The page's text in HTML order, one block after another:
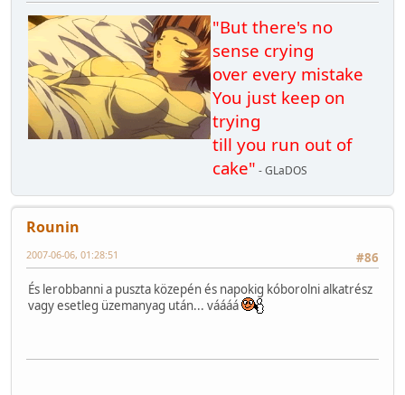
"But there's no
sense crying
over every mistake
You just keep on
trying
till you run out of
cake" - GLaDOS
Rounin
#86
2007-06-06, 01:28:51
És lerobbanni a puszta közepén és napokig kóborolni alkatrész
vagy esetleg üzemanyag után... váááá